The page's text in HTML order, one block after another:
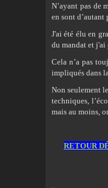
N’ayant pas de
en sont d’autant
J'ai été élu en
du mandat et j'ai
Cela n’a pas
impliqués dans
Non seulement
techniques,
mais au moins,
RETOUR